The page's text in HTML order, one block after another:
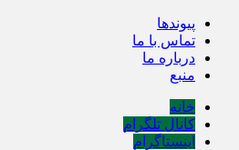
پیوندها
تماس با ما
درباره ما
منبع
خانه
کانال تلگرام
اینستاگرام